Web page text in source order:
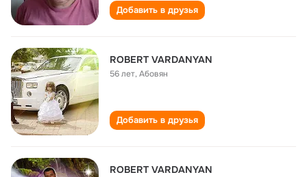
Добавить в друзья
ROBERT VARDANYAN
56 лет,Абовян
Добавить в друзья
ROBERT VARDANYAN